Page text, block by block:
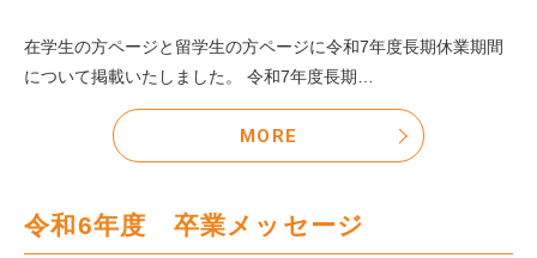
在学生の方ページと留学生の方ページに令和7年度長期休業期間
について掲載いたしました。 令和7年度長期…
MORE
令和6年度 卒業メッセージ